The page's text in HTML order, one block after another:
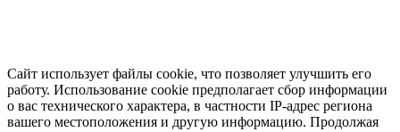
Сайт использует файлы cookie, что позволяет улучшить его
работу. Использование cookie предполагает сбор информации
о вас технического характера, в частности IP-адрес региона
вашего местоположения и другую информацию. Продолжая